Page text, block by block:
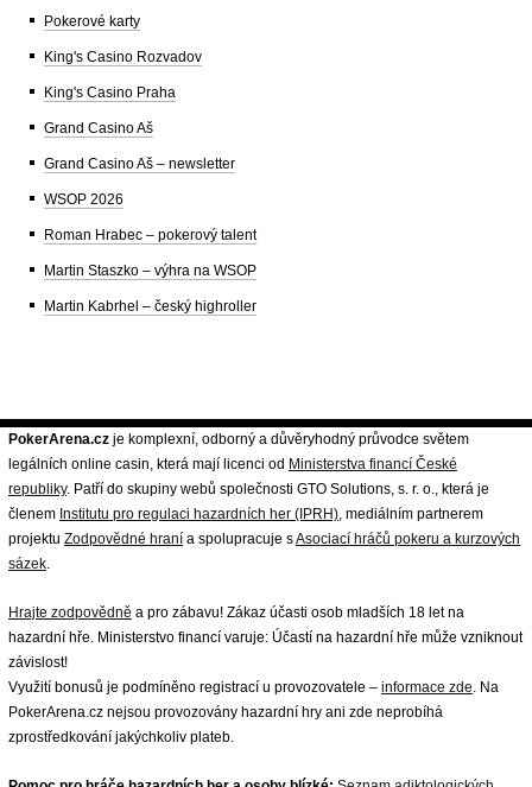
Pokerové karty
King's Casino Rozvadov
King's Casino Praha
Grand Casino Aš
Grand Casino Aš – newsletter
WSOP 2026
Roman Hrabec – pokerový talent
Martin Staszko – výhra na WSOP
Martin Kabrhel – český highroller
PokerArena.cz je komplexní, odborný a důvěryhodný průvodce světem
legálních online casin, která mají licenci od Ministerstva financí České
republiky. Patří do skupiny webů společnosti GTO Solutions, s. r. o., která je
členem Institutu pro regulaci hazardních her (IPRH) , mediálním partnerem
projektu Zodpovědné hraní a spolupracuje sAsociací hráčů pokeru a kurzových
sázek
Hrajte zodpovědně a pro zábavu! Zákaz účasti osob mladších 18 let na
hazardní hře. Ministerstvo financí varuje: Účastí na hazardní hře může vzniknout
závislost!
Využití bonusů je podmíněno registrací u provozovatele – informace zde . Na
PokerArena.cz nejsou provozovány hazardní hry ani zde neprobíhá
zprostředkování jakýchkoliv plateb.